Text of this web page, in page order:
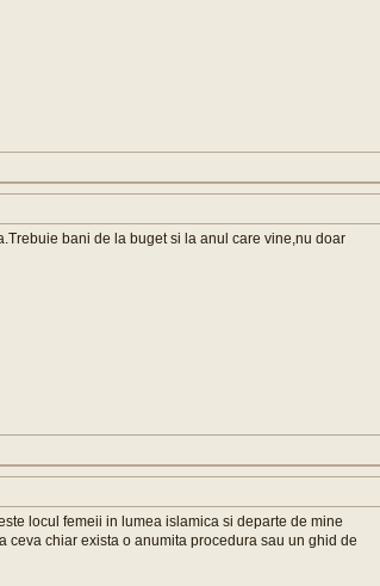
bani de la buget si la anul care vine,nu doar
locul femeii in lumea islamica si departe de mine
ceva chiar exista o anumita procedura sau un ghid de